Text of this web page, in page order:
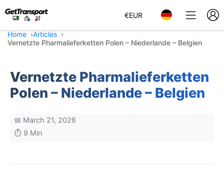
€EUR
Home
Articles
Vernetzte Pharmalieferketten Polen – Niederlande – Belgien
Vernetzte Pharmalieferketten
Polen – Niederlande – Belgien
📅 March 21, 2026
⏱️ 9 Min